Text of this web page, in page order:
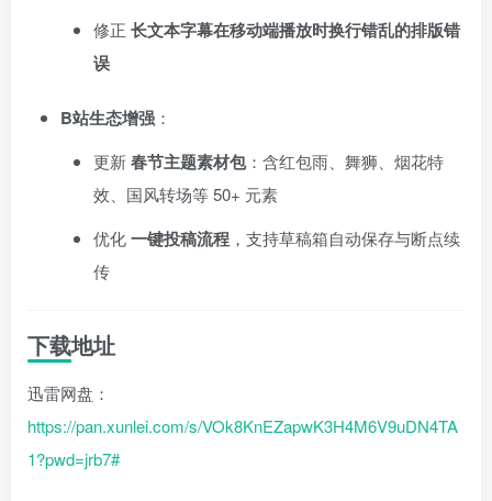
修正 长文本字幕在移动端播放时换行错乱的排版错
误
B站生态增强 ：
更新春节主题素材包：含红包雨、舞狮、烟花特
效、国风转场等 50+ 元素
优化一键投稿流程 ，支持草稿箱自动保存与断点续
传
下载地址
迅雷网盘：
https://pan.xunlei.com/s/VOk8KnEZapwK3H4M6V9uDN4TA
1?pwd=jrb7#